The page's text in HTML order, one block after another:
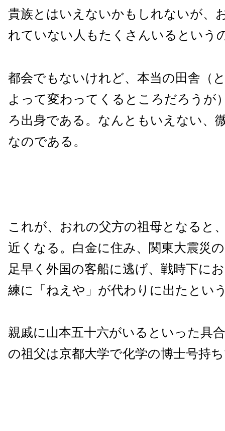
貴族とはいえないかもしれないが、
れていない人もたくさんいるという
都会でもないけれど、本当の田舎（
よって変わってくるところだろうが
ろ出身である。なんともいえない、
なのである。
これが、おれの父方の祖母となると
近くなる。白金に住み、関東大震災
足早く外国の客船に逃げ、戦時下に
練に「ねえや」が代わりに出たとい
親戚に山本五十六がいるといった具
の祖父は京都大学で化学の博士号持